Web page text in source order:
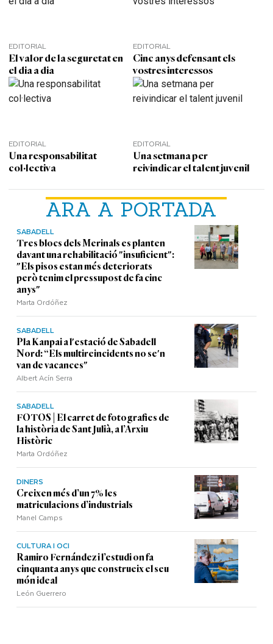
ARA A PORTADA
SABADELL
Tres blocs dels Merinals es planten
davant una rehabilitació "insuficient":
"Els pisos estan més deteriorats
però tenim el pressupost de fa cinc
anys"
Marta Ordóñez
SABADELL
Pla Kanpai a l'estació de Sabadell
Nord: “Els multireincidents no se'n
van de vacances"
Albert Acín Serra
SABADELL
FOTOS | El carret de fotografies de
la història de Sant Julià, a l’Arxiu
Històric
Marta Ordóñez
DINERS
Creixen més d’un 7% les
matriculacions d’industrials
Manel Camps
CULTURA I OCI
Ramiro Fernández i l’estudi on fa
cinquanta anys que construeix el seu
món ideal
León Guerrero
EDITORIAL
El valor de la seguretat en
el dia a dia
EDITORIAL
Cinc anys defensant els
vostres interessos
EDITORIAL
Una responsabilitat
col·lectiva
EDITORIAL
Una setmana per
reivindicar el talent juvenil